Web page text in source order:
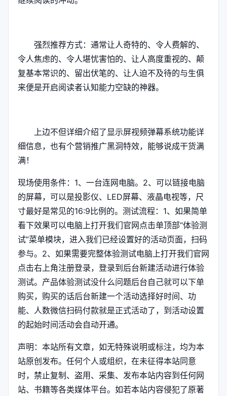
强烈推荐方式：通常让人奇特的、令人费解的、
令人焦虑的、令人堪忧害怕的、让人高度重视的、颠
复基本常识的、留出伏笔的、让人迫不及待的与生俱
来便是开启阅读者认知能力空缺的神器。
上边不但详细介绍了显示屏视频弹幕系统功能详
细信息，也有个营销推广黑洞特效，能够说成干货满
满！
现场使用条件：1、一台连网电脑。2、可以链接电脑
的屏幕，可以是投影仪、LED屏幕、液晶电视等，尺
寸最好是常见的16:9比例的。测试流程：1、如果简单
看下效果可以电脑上打开我们官网点击单顶部“体验测
试”菜单模块，进入我们已经设置好的活动页面，扫码
参与。2、如果需要完整体验测试电脑上打开我们官网
点击右上角注册登录，登录到后台新建活动进行体验
测试。产品体验测试没什么问题后台自己就可以下单
购买，购买的话后台新建一个活动选择好时间、功
能、人数微信扫码付款就是正式活动了，到活动设置
的起始时间活动会自动开通。
声明：本站所有文章，如无特殊说明或标注，均为本
站原创发布。任何个人或组织，在未征得本站同意
时，禁止复制、盗用、采集、发布本站内容到任何网
站、书籍等各类媒体平台。如若本站内容侵犯了原著